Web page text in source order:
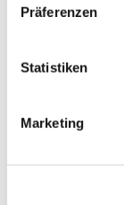
Präferenzen
Statistiken
Marketing